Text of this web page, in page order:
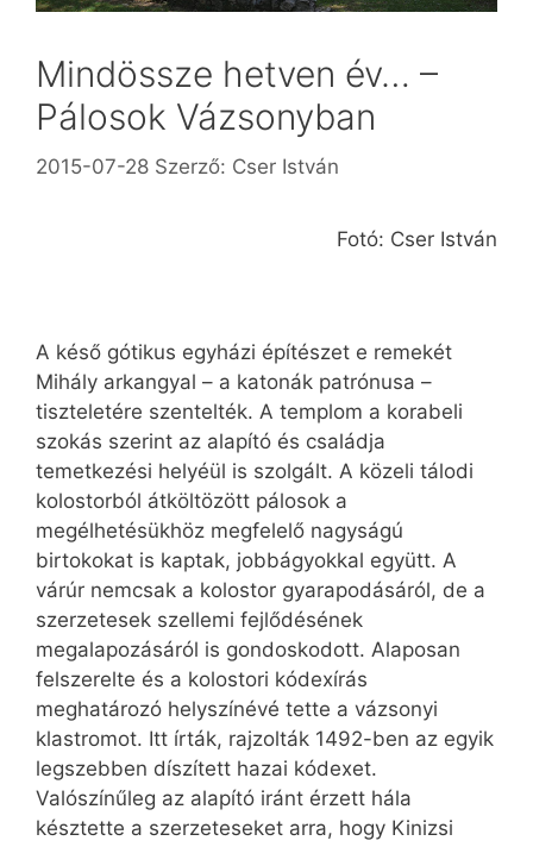
Mindössze hetven év… –
Pálosok Vázsonyban
2015-07-28 Szerző: Cser István
Fotó: Cser István
A késő gótikus egyházi építészet e remekét
Mihály arkangyal – a katonák patrónusa –
tiszteletére szentelték. A templom a korabeli
szokás szerint az alapító és családja
temetkezési helyéül is szolgált. A közeli tálodi
kolostorból átköltözött pálosok a
megélhetésükhöz megfelelő nagyságú
birtokokat is kaptak, jobbágyokkal együtt. A
várúr nemcsak a kolostor gyarapodásáról, de a
szerzetesek szellemi fejlődésének
megalapozásáról is gondoskodott. Alaposan
felszerelte és a kolostori kódexírás
meghatározó helyszínévé tette a vázsonyi
klastromot. Itt írták, rajzolták 1492-ben az egyik
legszebben díszített hazai kódexet.
Valószínűleg az alapító iránt érzett hála
késztette a szerzeteseket arra, hogy Kinizsi